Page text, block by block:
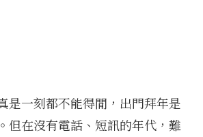
是一刻都不能得閒，出門拜年是
但在沒有電話、短訊的年代，難